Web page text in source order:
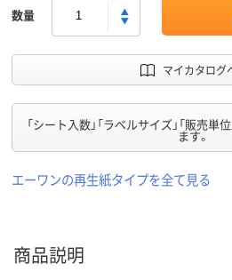
数量
マイカタログ
「シート入数」「ラベルサイズ」「販売単
ます。
エーワンの再生紙タイプを全て見る
商品説明